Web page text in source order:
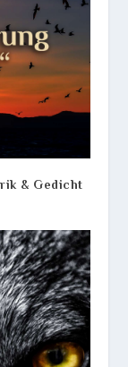
& Gedicht